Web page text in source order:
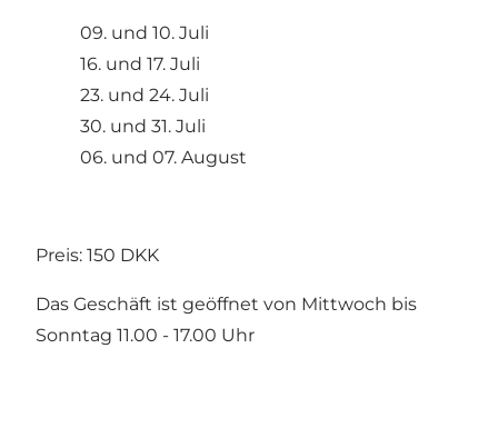
09. und 10. Juli
16. und 17. Juli
23. und 24. Juli
30. und 31. Juli
06. und 07. August
Preis: 150 DKK
Das Geschäft ist geöffnet von Mittwoch bis
Sonntag 11.00 - 17.00 Uhr